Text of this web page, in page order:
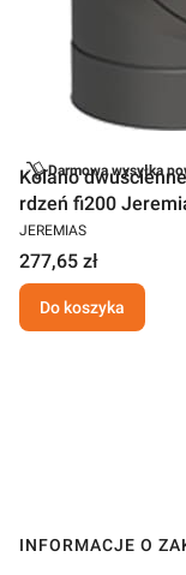
Darmowa wysyłka
Kolano
rdzeń fi200
JEREMIAS
277,65 zł
Do koszyka
Linki w stopce
INFORMACJE O